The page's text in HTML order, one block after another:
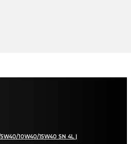
10W40/15W40 SN 4L |